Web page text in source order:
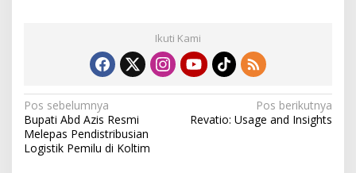
Ikuti Kami
N
a
v
Pos sebelumnya
Bupati Abd Azis Resmi
Melepas Pendistribusian
Logistik Pemilu di Koltim
Pos berikutnya
Revatio: Usage and Insights